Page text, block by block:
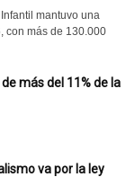
mantuvo una
con más de 130.000
más del 11% de la
va por la ley